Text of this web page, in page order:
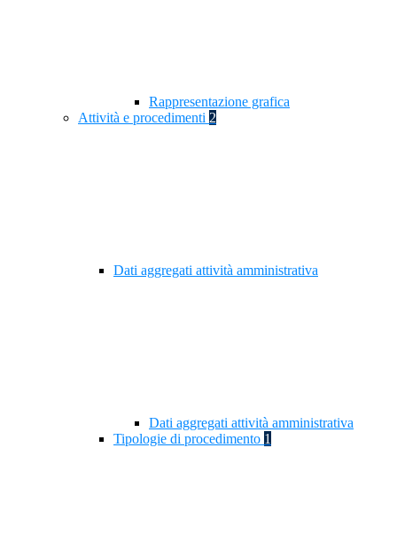
Rappresentazione grafica
Attività e procedimenti 2
Dati aggregati attività amministrativa
Dati aggregati attività amministrativa
Tipologie di procedimento 1